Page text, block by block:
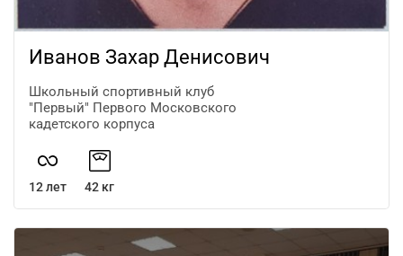
Иванов Захар Денисович
Школьный спортивный клуб
"Первый" Первого Московского
кадетского корпуса
12 лет 42 кг